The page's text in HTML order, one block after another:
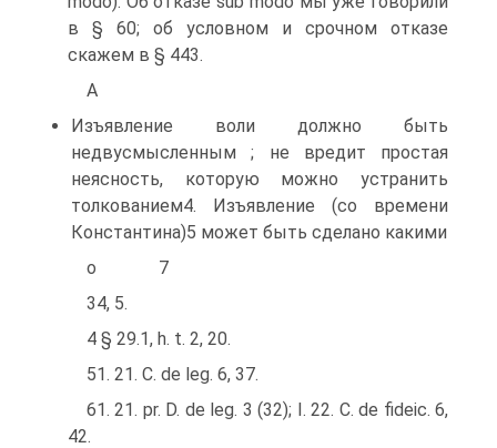
в § 60; об условном и срочном отказе
скажем в § 443.
А
Изъявление воли должно быть
недвусмысленным ; не вредит простая
неясность, которую можно устранить
толкованием4. Изъявление (со времени
Константина)5 может быть сделано какими
o 7
34, 5.
4 § 29.1, h. t. 2, 20.
51. 21. C. de leg. 6, 37.
61. 21. pr. D. de leg. 3 (32); I. 22. C. de fideic. 6,
42.